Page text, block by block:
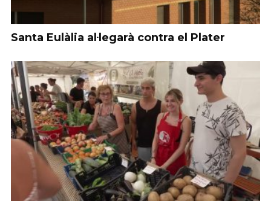
Santa Eulàlia al·legarà contra el Plater